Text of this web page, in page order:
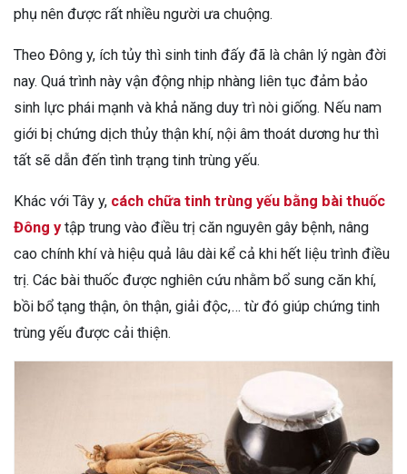
phụ nên được rất nhiều người ưa chuộng.
Theo Đông y, ích tủy thì sinh tinh đấy đã là chân lý ngàn đời
nay. Quá trình này vận động nhịp nhàng liên tục đảm bảo
sinh lực phái mạnh và khả năng duy trì nòi giống. Nếu nam
giới bị chứng dịch thủy thận khí, nội âm thoát dương hư thì
tất sẽ dẫn đến tình trạng tinh trùng yếu.
Khác với Tây y, cách chữa tinh trùng yếu bằng bài thuốc
Đông ytập trung vào điều trị căn nguyên gây bệnh, nâng
cao chính khí và hiệu quả lâu dài kể cả khi hết liệu trình điều
trị. Các bài thuốc được nghiên cứu nhằm bổ sung căn khí,
bồi bổ tạng thận, ôn thận, giải độc,… từ đó giúp chứng tinh
trùng yếu được cải thiện.